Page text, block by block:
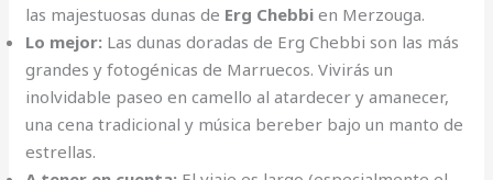
las majestuosas dunas de Erg Chebbi en Merzouga.
Lo mejor: Las dunas doradas de Erg Chebbi son las más
grandes y fotogénicas de Marruecos. Vivirás un
inolvidable paseo en camello al atardecer y amanecer,
una cena tradicional y música bereber bajo un manto de
estrellas.